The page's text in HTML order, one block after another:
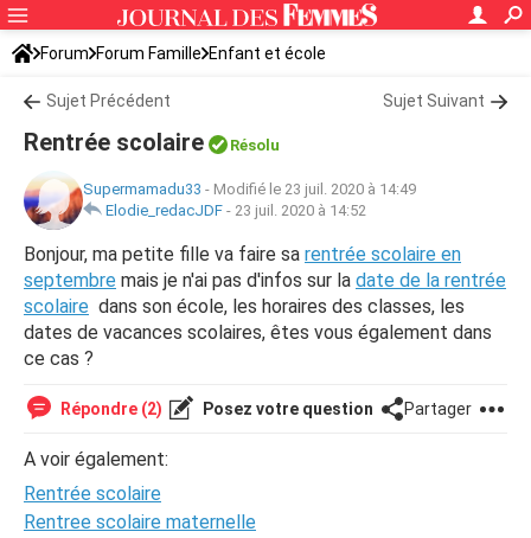
Forum Forum Famille Enfant et école
Sujet Précédent Sujet Suivant
Rentrée scolaire Résolu
Supermamadu33 - Modifié le 23 juil. 2020 à 14:49
Elodie_redacJDF - 23 juil. 2020 à 14:52
Bonjour, ma petite fille va faire sa rentrée scolaire en
septembre mais je n'ai pas d'infos sur la date de la rentrée
scolaire dans son école, les horaires des classes, les
dates de vacances scolaires, êtes vous également dans
ce cas ?
Répondre (2) Posez votre question Partager
A voir également:
Rentrée scolaire
Rentree scolaire maternelle